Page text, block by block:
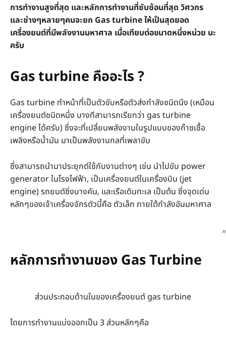
การทำงานสูงที่สุด และหลักการทำงานที่ซับซ้อนที่สุด วิศวกร
และช่างๆหลายๆคนจะยก Gas turbine ให้เป็นสุดยอด
เครื่องยนต์ที่มีพลังงานมหาศาล เมื่อเทียบต่อขนาดหนึ่งหน่วย นะ
ครับ
Gas turbine คืออะไร ?
Gas turbine ทำหน้าที่เป็นตัวขับหรือตัวส่งกำลังชนิดนึง (เหมือน
เครื่องยนต์ชนิดหนึ่ง บางทีสามารถเรียกว่า gas turbine
engine ได้ครับ) ซึ่งจะที่เปลี่ยนพลังงานในรูปแบบของก๊าซเชื้อ
เพลิงหรือน้ำมัน มาเป็นพลังงานกลที่เพลาขับ
ซึ่งสามารถนำมาประยุกต์ใช้กับงานต่างๆ เช่น นำไปขับ power
generator ในโรงไฟฟ้า, เป็นเครื่องยนต์ในเครื่องบิน (jet
engine) รถยนต์ซิ่งบางคัน, และเรือเดินทะเล เป็นต้น ซึ่งจุดเด่น
หลักๆของเจ้าเครื่องจักรตัวนี้คือ ตัวเล็ก ภายใต้กำลังอันมหาศาล
หลักการทำงานของ Gas Turbine
ส่วนประกอบด้านในของเครื่องยนต์ gas turbine
โดยการทำงานแบ่งออกเป็น 3 ส่วนหลักๆคือ